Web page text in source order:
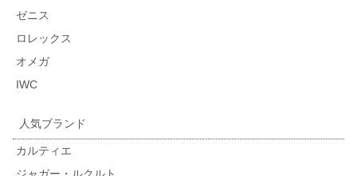
ゼニス
ロレックス
オメガ
IWC
人気ブランド
カルティエ